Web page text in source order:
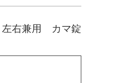
右兼用 カマ錠